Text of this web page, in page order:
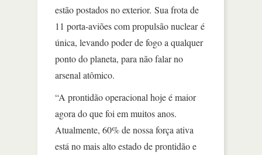
estão postados no exterior. Sua frota de
11 porta-aviões com propulsão nuclear é
única, levando poder de fogo a qualquer
ponto do planeta, para não falar no
arsenal atômico.
“A prontidão operacional hoje é maior
agora do que foi em muitos anos.
Atualmente, 60% de nossa força ativa
está no mais alto estado de prontidão e